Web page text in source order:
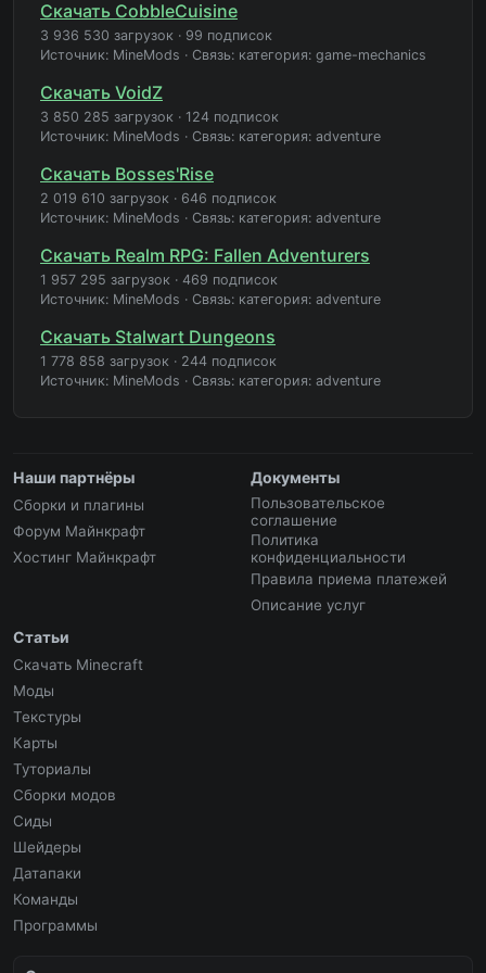
Скачать CobbleCuisine
3 936 530 загрузок · 99 подписок
Источник: MineMods · Связь: категория: game-mechanics
Скачать VoidZ
3 850 285 загрузок · 124 подписок
Источник: MineMods · Связь: категория: adventure
Скачать Bosses'Rise
2 019 610 загрузок · 646 подписок
Источник: MineMods · Связь: категория: adventure
Скачать Realm RPG: Fallen Adventurers
1 957 295 загрузок · 469 подписок
Источник: MineMods · Связь: категория: adventure
Скачать Stalwart Dungeons
1 778 858 загрузок · 244 подписок
Источник: MineMods · Связь: категория: adventure
Наши партнёры
Сборки и плагины
Форум Майнкрафт
Хостинг Майнкрафт
Документы
Пользовательское
соглашение
Политика
конфиденциальности
Правила приема платежей
Описание услуг
Статьи
Скачать Minecraft
Моды
Текстуры
Карты
Туториалы
Сборки модов
Сиды
Шейдеры
Датапаки
Команды
Программы